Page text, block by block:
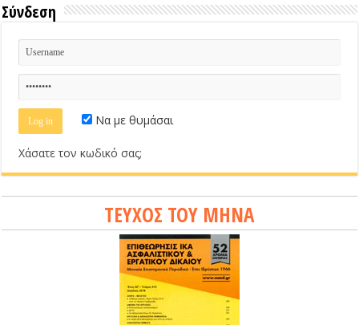
Σύνδεση
Να με θυμάσαι
Χάσατε τον κωδικό σας;
ΤΕΥΧΟΣ ΤΟΥ ΜΗΝΑ